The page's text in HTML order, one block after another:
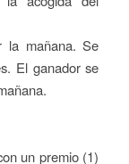
la mañana. Se
El ganador se
un premio (1)